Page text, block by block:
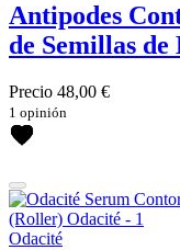
Antipodes
de Semillas
Precio 48,00 €
1 opinión
Odacité